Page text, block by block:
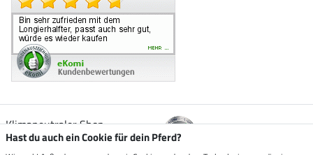
Klimaneutraler Shop
Hast du auch ein Cookie für dein Pferd?